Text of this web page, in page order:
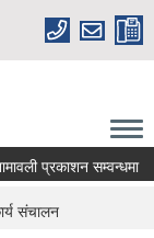
प्रकाशन सम्वन्धमा
संचालन